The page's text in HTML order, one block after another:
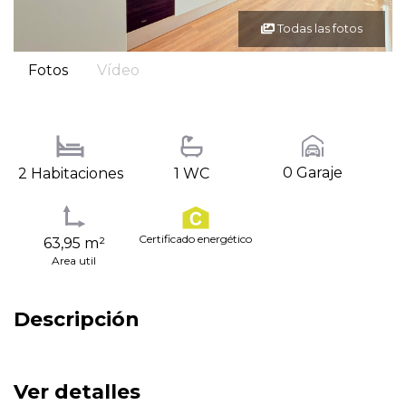
Todas las fotos
Fotos Vídeo
2 Habitaciones 1 WC 0 Garaje
63,95 m²
Area util
Certificado energético
Descripción
Ver detalles